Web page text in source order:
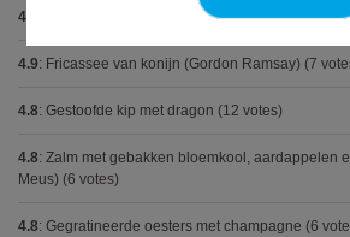
4.9 (7 votes)
4.9: Fricassee van konijn (Gordon Ramsay) (7
4.8: Gestoofde kip met dragon (12 votes)
4.8: Zalm met gebakken bloemkool, aardappelen
Meus) (6 votes)
4.8: Gegratineerde oesters met champagne (6